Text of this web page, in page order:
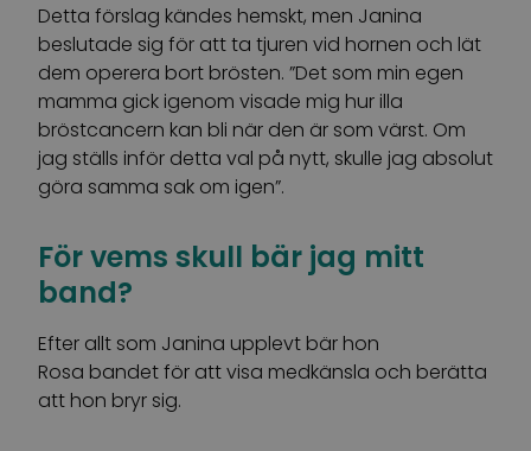
Detta förslag kändes hemskt, men Janina
beslutade sig för att ta tjuren vid hornen och lät
dem operera bort brösten. ”Det som min egen
mamma gick igenom visade mig hur illa
bröstcancern kan bli när den är som värst. Om
jag ställs inför detta val på nytt, skulle jag absolut
göra samma sak om igen”.
För vems skull bär jag mitt
band?
Efter allt som Janina upplevt bär hon
Rosa bandet för att visa medkänsla och berätta
att hon bryr sig.